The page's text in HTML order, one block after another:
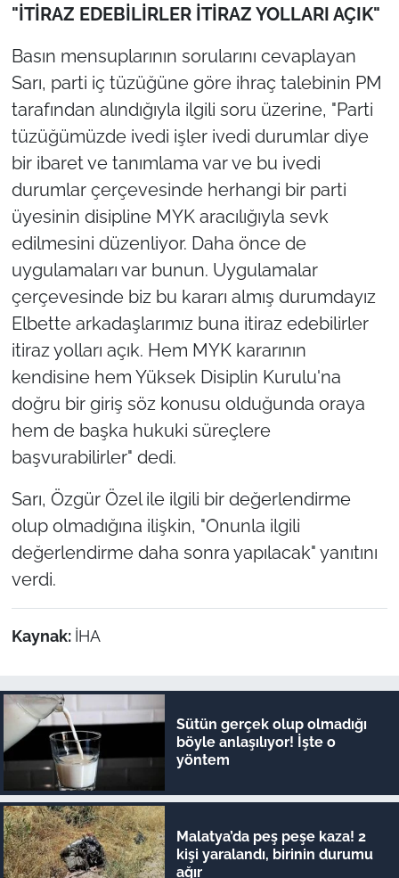
"İTİRAZ EDEBİLİRLER İTİRAZ YOLLARI AÇIK"
Basın mensuplarının sorularını cevaplayan
Sarı, parti iç tüzüğüne göre ihraç talebinin PM
tarafından alındığıyla ilgili soru üzerine, "Parti
tüzüğümüzde ivedi işler ivedi durumlar diye
bir ibaret ve tanımlama var ve bu ivedi
durumlar çerçevesinde herhangi bir parti
üyesinin disipline MYK aracılığıyla sevk
edilmesini düzenliyor. Daha önce de
uygulamaları var bunun. Uygulamalar
çerçevesinde biz bu kararı almış durumdayız
Elbette arkadaşlarımız buna itiraz edebilirler
itiraz yolları açık. Hem MYK kararının
kendisine hem Yüksek Disiplin Kurulu'na
doğru bir giriş söz konusu olduğunda oraya
hem de başka hukuki süreçlere
başvurabilirler" dedi.
Sarı, Özgür Özel ile ilgili bir değerlendirme
olup olmadığına ilişkin, "Onunla ilgili
değerlendirme daha sonra yapılacak" yanıtını
verdi.
Kaynak: İHA
Sütün gerçek olup olmadığı
böyle anlaşılıyor! İşte o
yöntem
Malatya’da peş peşe kaza! 2
kişi yaralandı, birinin durumu
ağır